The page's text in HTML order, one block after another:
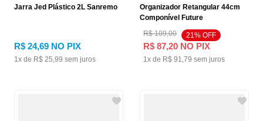
Jarra Jed Plástico 2L Sanremo
R$ 24,69 NO PIX
1x de R$ 25,99 sem juros
Organizador Retangular 44cm
Componível Future
R$ 109,00 21% OFF
R$ 87,20 NO PIX
1x de R$ 91,79 sem juros